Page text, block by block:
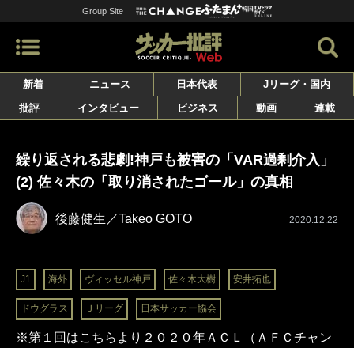
Group Site
新着 ニュース 日本代表
Jリーグ・国内
批評
インタビュー ビジネス 動画 連載
繰り返される悲劇!神戸も被害の「VAR過剰介入」
(2) 佐々木の「取り消されたゴール」の真相
後藤健生／Takeo GOTO 2020.12.22
J1 海外 ヴィッセル神戸 佐々木大樹 安井拓也
ドウグラス Ｊリーグ 日本サッカー協会
※第１回はこちらより２０２０年ＡＣＬ（ＡＦＣチャン